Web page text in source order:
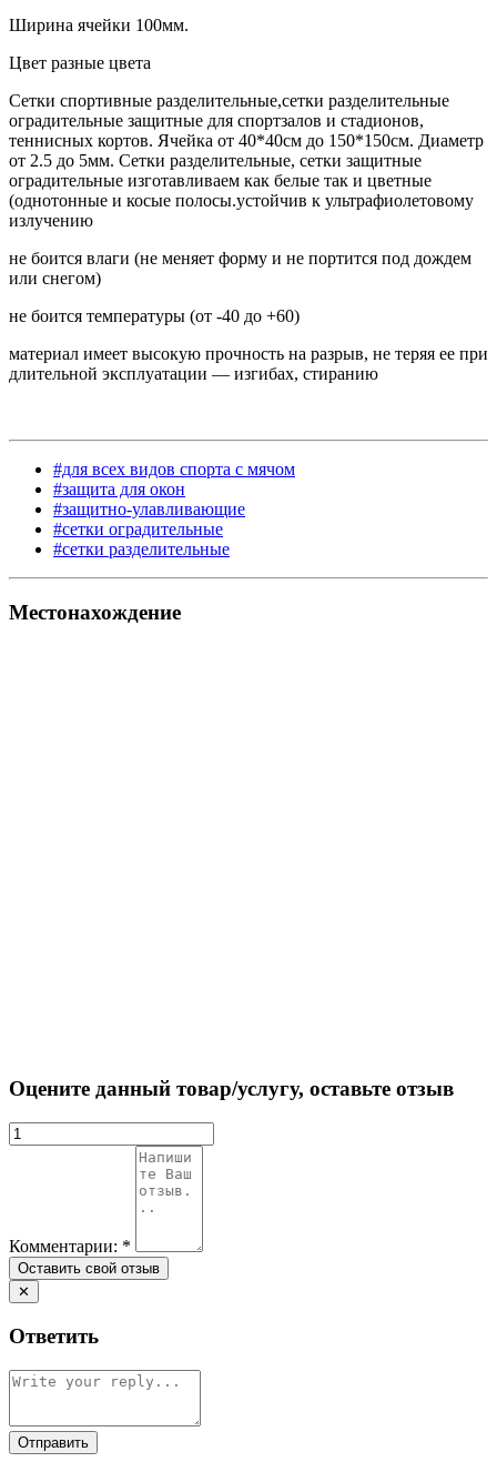
Ширина ячейки 100мм.
Цвет разные цвета
Сетки спортивные разделительные,сетки разделительные
оградительные защитные для спортзалов и стадионов,
теннисных кортов. Ячейка от 40*40см до 150*150см. Диаметр
от 2.5 до 5мм. Сетки разделительные, сетки защитные
оградительные изготавливаем как белые так и цветные
(однотонные и косые полосы.устойчив к ультрафиолетовому
излучению
не боится влаги (не меняет форму и не портится под дождем
или снегом)
не боится температуры (от -40 до +60)
материал имеет высокую прочность на разрыв, не теряя ее при
длительной эксплуатации — изгибах, стиранию
#для всех видов спорта с мячом
#защита для окон
#защитно-улавливающие
#сетки оградительные
#сетки разделительные
Местонахождение
Оцените данный товар/услугу, оставьте отзыв
Комментарии: *
✕
Ответить